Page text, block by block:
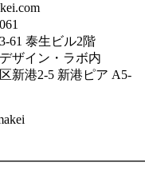
61 泰生ビル2階
イン・ラボ内
新港2-5 新港ピア A5-